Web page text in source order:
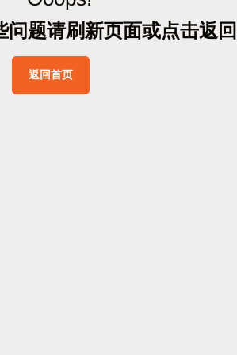
问题请刷新页面或点击返 回
返回首页